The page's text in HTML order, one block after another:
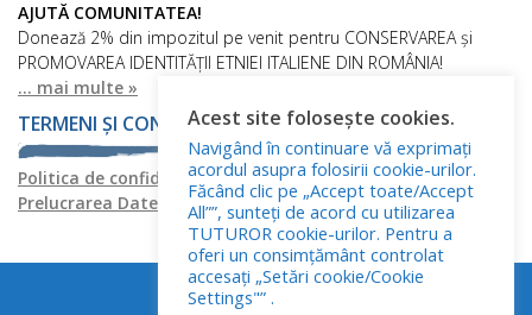
AJUTĂ COMUNITATEA!
Donează 2% din impozitul pe venit pentru CONSERVAREA și
PROMOVAREA IDENTITĂȚII ETNIEI ITALIENE DIN ROMÂNIA!
... mai multe »
TERMENI ȘI CONDIȚII
Politica de confidențialitatePolitica privind fișierele cookies
Prelucrarea Datelor cu Caracter Personal
Acest site folosește cookies.
Navigând în continuare vă exprimați
acordul asupra folosirii cookie-urilor.
Făcând clic pe „Accept toate/Accept
All””, sunteți de acord cu utilizarea
TUTUROR cookie-urilor. Pentru a
oferi un consimțământ controlat
accesați „Setări cookie/Cookie
Settings"” .